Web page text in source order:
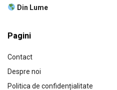
Din Lume
Pagini
Contact
Despre noi
Politica de confidențialitate